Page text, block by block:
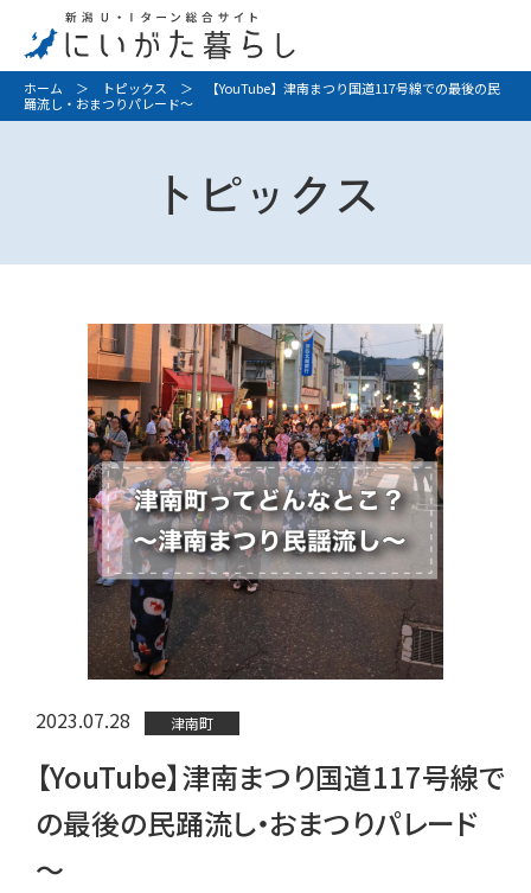
ホーム ＞ トピックス ＞ 【YouTube】津南まつり国道117号線での最後の民
踊流し・おまつりパレード～
トピックス
2023.07.28 津南町
【YouTube】津南まつり国道117号線で
の最後の民踊流し・おまつりパレード
～